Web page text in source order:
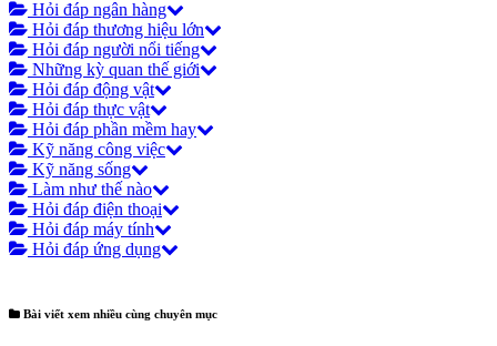
Hỏi đáp ngân hàng
Hỏi đáp thương hiệu lớn
Hỏi đáp người nổi tiếng
Những kỳ quan thế giới
Hỏi đáp động vật
Hỏi đáp thực vật
Hỏi đáp phần mềm hay
Kỹ năng công việc
Kỹ năng sống
Làm như thế nào
Hỏi đáp điện thoại
Hỏi đáp máy tính
Hỏi đáp ứng dụng
Bài viết xem nhiều cùng chuyên mục